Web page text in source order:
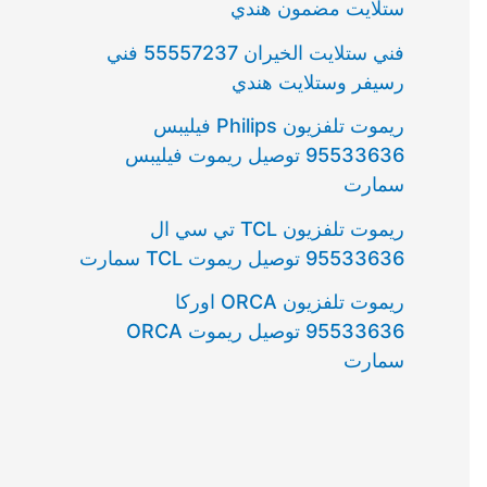
ستلايت مضمون هندي
فني ستلايت الخيران 55557237 فني
رسيفر وستلايت هندي
ريموت تلفزيون Philips فيليبس
95533636 توصيل ريموت فيليبس
سمارت
ريموت تلفزيون TCL تي سي ال
95533636 توصيل ريموت TCL سمارت
ريموت تلفزيون ORCA اوركا
95533636 توصيل ريموت ORCA
سمارت